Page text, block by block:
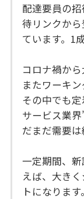
配達要員の
待リンクか
ています。1
コロナ禍か
またワーキ
その中でも
サービス業
だまだ需要は
一定期間、
えば、大き
トになります。